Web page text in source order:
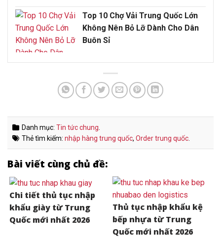
Top 10 Chợ Vải Trung Quốc Lớn
Không Nên Bỏ Lỡ Dành Cho Dân
Buôn Sỉ
Danh mục: Tin tức chung.
Thẻ tìm kiếm: nhập hàng trung quốc, Order trung quốc.
Bài viết cùng chủ đề:
Chi tiết thủ tục nhập
khẩu giày từ Trung
Quốc mới nhất 2026
Thủ tục nhập khẩu kệ
bếp nhựa từ Trung
Quốc mới nhất 2026